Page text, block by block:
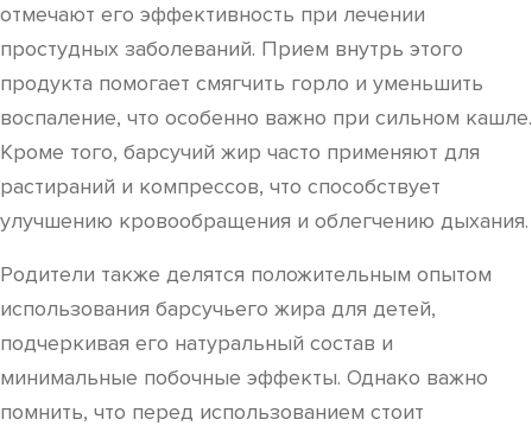
отмечают его эффективность при лечении
простудных заболеваний. Прием внутрь этого
продукта помогает смягчить горло и уменьшить
воспаление, что особенно важно при сильном кашле.
Кроме того, барсучий жир часто применяют для
растираний и компрессов, что способствует
улучшению кровообращения и облегчению дыхания.
Родители также делятся положительным опытом
использования барсучьего жира для детей,
подчеркивая его натуральный состав и
минимальные побочные эффекты. Однако важно
помнить, что перед использованием стоит